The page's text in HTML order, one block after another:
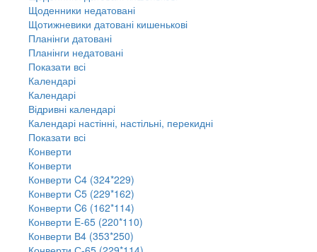
Щоденники недатовані
Щотижневики датовані кишенькові
Планінги датовані
Планінги недатовані
Показати всі
Календарі
Календарі
Відривні календарі
Календарі настінні, настільні, перекидні
Показати всі
Конверти
Конверти
Конверти C4 (324*229)
Конверти C5 (229*162)
Конверти C6 (162*114)
Конверти E-65 (220*110)
Конверти В4 (353*250)